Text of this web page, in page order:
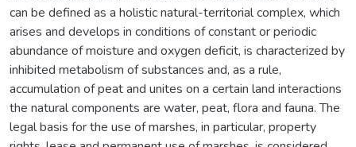
can be defined as a holistic natural-territorial complex, which
arises and develops in conditions of constant or periodic
abundance of moisture and oxygen deficit, is characterized by
inhibited metabolism of substances and, as a rule,
accumulation of peat and unites on a certain land interactions
the natural components are water, peat, flora and fauna. The
legal basis for the use of marshes, in particular, property